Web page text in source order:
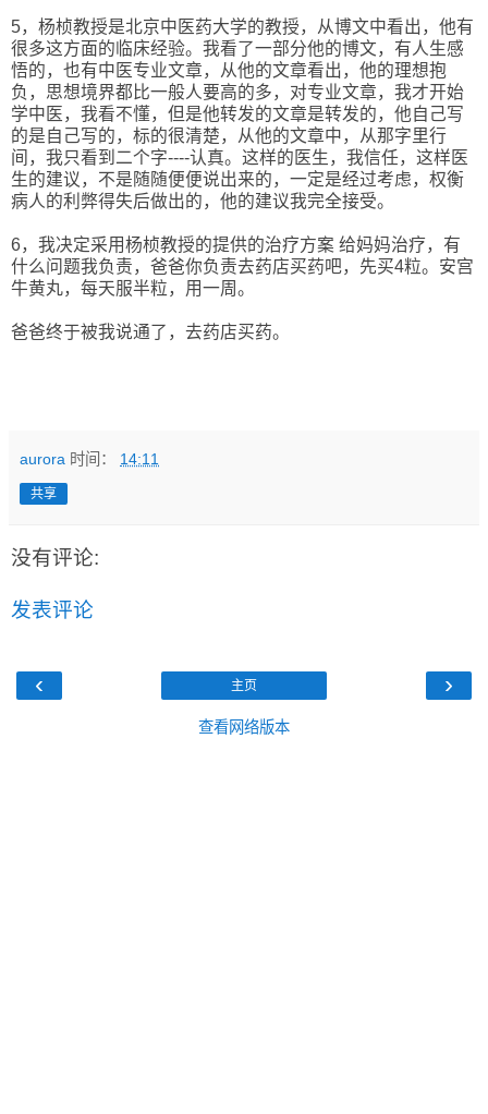
5，杨桢教授是北京中医药大学的教授，从博文中看出，他有
很多这方面的临床经验。我看了一部分他的博文，有人生感
悟的，也有中医专业文章，从他的文章看出，他的理想抱
负，思想境界都比一般人要高的多，对专业文章，我才开始
学中医，我看不懂，但是他转发的文章是转发的，他自己写
的是自己写的，标的很清楚，从他的文章中，从那字里行
间，我只看到二个字----认真。这样的医生，我信任，这样医
生的建议，不是随随便便说出来的，一定是经过考虑，权衡
病人的利弊得失后做出的，他的建议我完全接受。
6，我决定采用杨桢教授的提供的治疗方案 给妈妈治疗，有
什么问题我负责，爸爸你负责去药店买药吧，先买4粒。安宫
牛黄丸，每天服半粒，用一周。
爸爸终于被我说通了，去药店买药。
aurora 时间： 14:11
共享
没有评论:
发表评论
‹ ›
主页
查看网络版本